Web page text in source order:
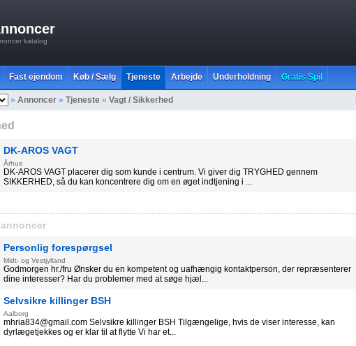
katalog
Fast ejendom Køb / Sælg Tjeneste Arbejde Underholdning Gratis Spil
» Annoncer » Tjeneste » Vagt / Sikkerhed
DK-AROS VAGT
Århus
DK-AROS VAGT placerer dig som kunde i centrum. Vi giver dig TRYGHED gennem
SIKKERHED, så du kan koncentrere dig om en øget indtjening i ...
Personlig forespørgsel
Midt- og Vestjylland
Godmorgen hr./fru Ønsker du en kompetent og uafhængig kontaktperson, der repræsenterer
dine interesser? Har du problemer med at søge hjæl...
Selvsikre killinger BSH
Aalborg
mhria834@gmail.com Selvsikre killinger BSH Tilgængelige, hvis de viser interesse, kan
dyrlægetjekkes og er klar til at flytte Vi har et...